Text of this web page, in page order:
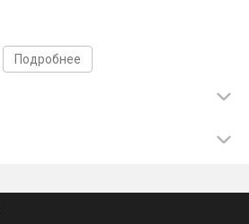
Подробнее